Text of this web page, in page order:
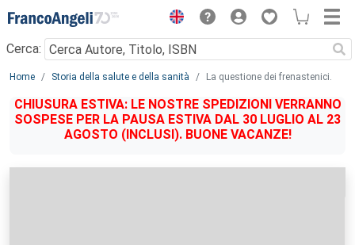
Menu
Cerca:
Main content
Home Storia della salute e della sanità La questione dei frenastenici.
CHIUSURA ESTIVA: LE NOSTRE SPEDIZIONI VERRANNO
SOSPESE PER LA PAUSA ESTIVA DAL 30 LUGLIO AL 23
AGOSTO (INCLUSI). BUONE VACANZE!